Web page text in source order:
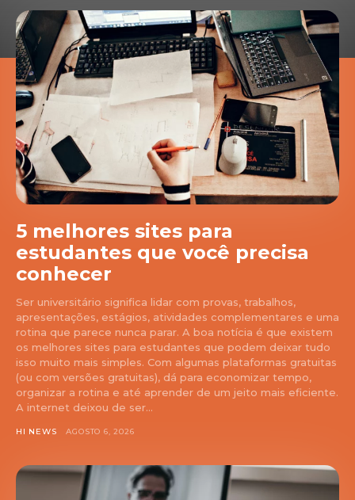
5 melhores sites para
estudantes que você precisa
conhecer
Ser universitário significa lidar com provas, trabalhos,
apresentações, estágios, atividades complementares e uma
rotina que parece nunca parar. A boa notícia é que existem
os melhores sites para estudantes que podem deixar tudo
isso muito mais simples. Com algumas plataformas gratuitas
(ou com versões gratuitas), dá para economizar tempo,
organizar a rotina e até aprender de um jeito mais eficiente.
A internet deixou de ser...
HI NEWS AGOSTO 6, 2026